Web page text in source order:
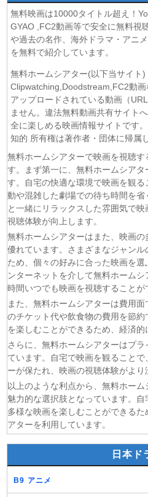
(07/08)
(07/08)ここは俺に任せて先に行け
説になっていた。 第6話
(07/08)領民0人スタートの辺境領
(07/08) 転生したらスライムだっ
(07/08) 金曜ロードショー 動画
(07/08)Tシャツが乾くまで 第5話
(07/08)リーガルビート ー逆転の
(07/08)乙女怪獣キャラメリゼ 第
(07/08)チョッちゃん 第87話
(07/08)ひまわり 第95話
(07/08) マッサン 第19話
(07/08) 風、薫る 第95話
(07/08)夫婦と16歳〜狂気の隣人〜
(07/08)今から、親友やめようか。
(07/08)未婚詐欺 私の知らない彼
(07/08)ヤニねこ 第6話
(07/08)追放された転生重騎士は
(06/08)
無料映画は10000タイトル超え！
GYAO ,FC2動画等で安全に無料視
や過去の名作、海外ドラマ・アニ
を無料で紹介しています。
無料ホームシアター(以下当サイト
Clipwatching,Doodstream,FC2動
アップロードされている動画（
ません。違法無料動画共有サイト
全に楽しめる映画情報サイトです
知的 所有権は著作者・団体に帰属
無料ホームシアターで映画を視聴
す。まず第一に、無料ホームシア
す。自宅の快適な環境で映画を観
動や混雑した劇場での待ち時間を
と一緒にリラックスした雰囲気で映
視聴体験が向上します。
無料ホームシアターはまた、映画
優れています。さまざまなジャン
ため、個々の好みに合った映画を
ンターネットを介して無料ホーム
時間いつでも映画を視聴することが
また、無料ホームシアターは費用
のチケット代や飲食物の費用を節
を楽しむことができるため、経済的
さらに、無料ホームシアターはプ
ています。自宅で映画を観ること
ーが保たれ、映画の視聴体験がより
以上のような利点から、無料ホー
魅力的な選択肢となっています。
多様な映画を楽しむことができる
アターを利用しています。
日本ド
B9 アニメ